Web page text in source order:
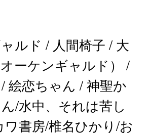
ルド / 人間椅子 / 大
ーケンギャルド） /
絵恋ちゃん / 神聖か
/水中、それは苦し
書房/椎名ひかり/お